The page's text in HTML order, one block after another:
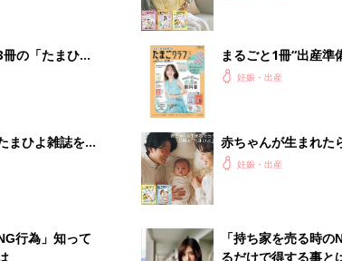
る
出産予定日計算ツール
り、妊活のタイミングの目安も